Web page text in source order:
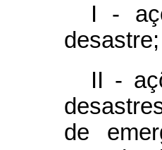
I -
II -
de